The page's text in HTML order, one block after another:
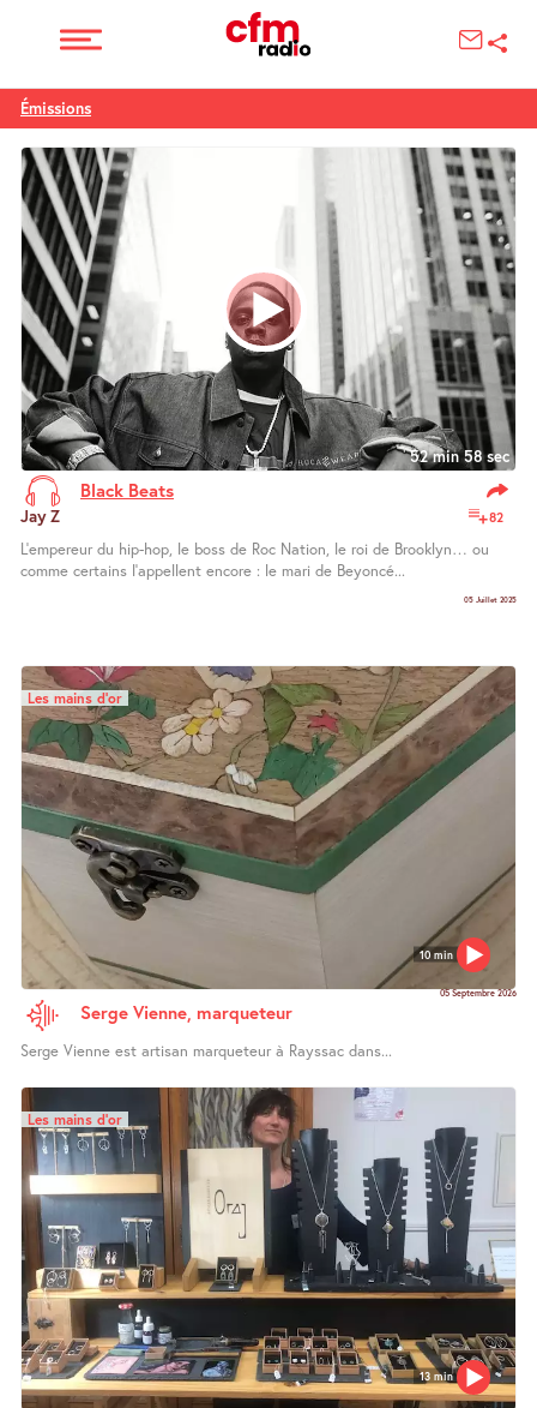
Émissions
52 min 58 sec
Black Beats
82
Jay Z
L’empereur du hip-hop, le boss de Roc Nation, le roi de Brooklyn… ou
comme certains l’appellent encore : le mari de Beyoncé...
05 Juillet 2025
10 min
Les mains d’or
05 Septembre 2026
Serge Vienne, marqueteur
Serge Vienne est artisan marqueteur à Rayssac dans...
13 min
Les mains d’or